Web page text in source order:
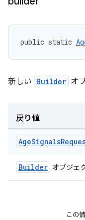
public static
新しい Builder オ
戻り値
AgeSignals
Builder オブジェ
この